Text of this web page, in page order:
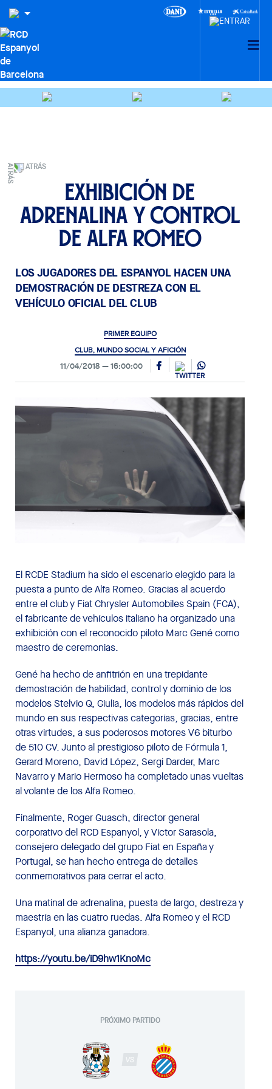
ATRÁS
Exhibición de
adrenalina y control
de Alfa Romeo
LOS JUGADORES DEL ESPANYOL HACEN UNA
DEMOSTRACIÓN DE DESTREZA CON EL
VEHÍCULO OFICIAL DEL CLUB
PRIMER EQUIPO
CLUB, MUNDO SOCIAL Y AFICIÓN
11/04/2018 16:00:00
El RCDE Stadium ha sido el escenario elegido para la
puesta a punto de Alfa Romeo. Gracias al acuerdo
entre el club y Fiat Chrysler Automobiles Spain (FCA),
el fabricante de vehículos italiano ha organizado una
exhibición con el reconocido piloto Marc Gené como
maestro de ceremonias.
Gené ha hecho de anfitrión en una trepidante
demostración de habilidad, control y dominio de los
modelos Stelvio Q, Giulia, los modelos más rápidos del
mundo en sus respectivas categorías, gracias, entre
otras virtudes, a sus poderosos motores V6 biturbo
de 510 CV. Junto al prestigioso piloto de Fórmula 1,
Gerard Moreno, David López, Sergi Darder, Marc
Navarro y Mario Hermoso ha completado unas vueltas
al volante de los Alfa Romeo.
Finalmente, Roger Guasch, director general
corporativo del RCD Espanyol, y Víctor Sarasola,
consejero delegado del grupo Fiat en España y
Portugal, se han hecho entrega de detalles
conmemorativos para cerrar el acto.
Una matinal de adrenalina, puesta de largo, destreza y
maestría en las cuatro ruedas. Alfa Romeo y el RCD
Espanyol, una alianza ganadora.
https://youtu.be/iD9hw1KnoMc
PRÓXIMO PARTIDO
VS